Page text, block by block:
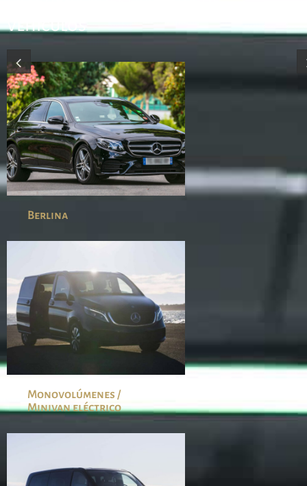
vehículos
Berlina
Monovolúmenes /
Minivan eléctrico